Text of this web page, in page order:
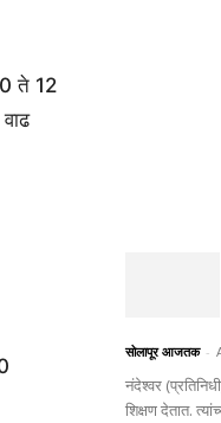
ते 12
सोलापूर आजतक -
नंदेश्वर
शिक्षण देतात.